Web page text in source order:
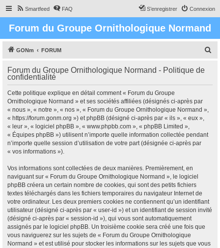
Smartfeed FAQ Connexion
S’enregistrer
Forum du Groupe Ornithologique Normand
GONm FORUM
h
Forum du Groupe Ornithologique Normand - Politique de
confidentialité
Cette politique explique en détail comment « Forum du Groupe
Ornithologique Normand » et ses sociétés affiliées (désignés ci-après par
« nous », « notre », « nos », « Forum du Groupe Ornithologique Normand »,
« https://forum.gonm.org ») et phpBB (désigné ci-après par « ils », « eux »,
« leur », « logiciel phpBB », « www.phpbb.com », « phpBB Limited »,
« Équipes phpBB ») utilisent n’importe quelle information collectée pendant
n’importe quelle session d’utilisation de votre part (désignée ci-après par
« vos informations »).
Vos informations sont collectées de deux manières. Premièrement, en
naviguant sur « Forum du Groupe Ornithologique Normand », le logiciel
phpBB créera un certain nombre de cookies, qui sont des petits fichiers
textes téléchargés dans les fichiers temporaires du navigateur Internet de
votre ordinateur. Les deux premiers cookies ne contiennent qu’un identifiant
utilisateur (désigné ci-après par « user-id ») et un identifiant de session invité
(désigné ci-après par « session-id »), qui vous sont automatiquement
assignés par le logiciel phpBB. Un troisième cookie sera créé une fois que
vous naviguerez sur les sujets de « Forum du Groupe Ornithologique
Normand » et est utilisé pour stocker les informations sur les sujets que vous